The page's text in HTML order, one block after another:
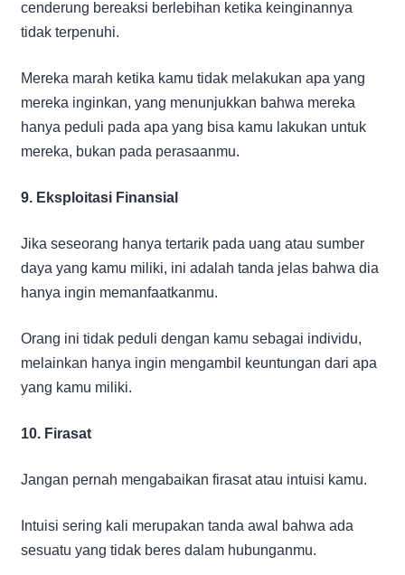
cenderung bereaksi berlebihan ketika keinginannya
tidak terpenuhi.
Mereka marah ketika kamu tidak melakukan apa yang
mereka inginkan, yang menunjukkan bahwa mereka
hanya peduli pada apa yang bisa kamu lakukan untuk
mereka, bukan pada perasaanmu.
9. Eksploitasi Finansial
Jika seseorang hanya tertarik pada uang atau sumber
daya yang kamu miliki, ini adalah tanda jelas bahwa dia
hanya ingin memanfaatkanmu.
Orang ini tidak peduli dengan kamu sebagai individu,
melainkan hanya ingin mengambil keuntungan dari apa
yang kamu miliki.
10. Firasat
Jangan pernah mengabaikan firasat atau intuisi kamu.
Intuisi sering kali merupakan tanda awal bahwa ada
sesuatu yang tidak beres dalam hubunganmu.